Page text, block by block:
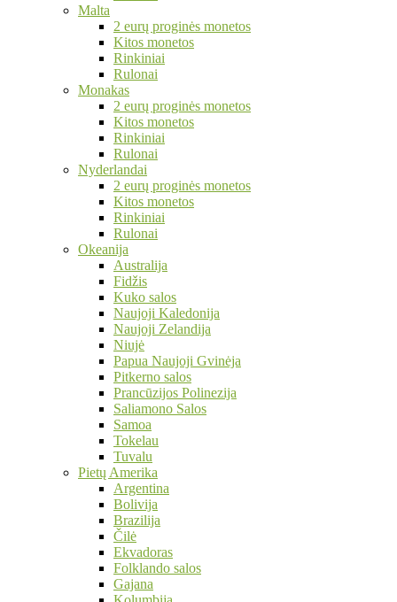
Malta
2 eurų proginės monetos
Kitos monetos
Rinkiniai
Rulonai
Monakas
2 eurų proginės monetos
Kitos monetos
Rinkiniai
Rulonai
Nyderlandai
2 eurų proginės monetos
Kitos monetos
Rinkiniai
Rulonai
Okeanija
Australija
Fidžis
Kuko salos
Naujoji Kaledonija
Naujoji Zelandija
Niujė
Papua Naujoji Gvinėja
Pitkerno salos
Prancūzijos Polinezija
Saliamono Salos
Samoa
Tokelau
Tuvalu
Pietų Amerika
Argentina
Bolivija
Brazilija
Čilė
Ekvadoras
Folklando salos
Gajana